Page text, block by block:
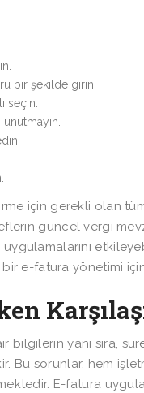
bir şekilde girin.
seçin.
için gerekli olan
güncel vergi
e-fatura yönetimi
bilgilerin yanı sıra,
Bu sorunlar, hem
E-fatura